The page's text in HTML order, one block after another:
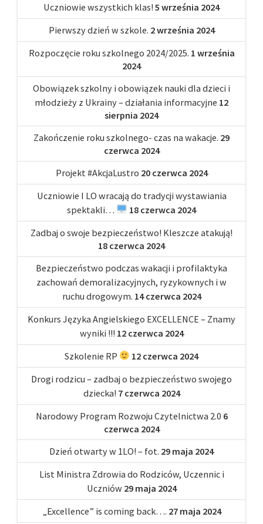
Uczniowie wszystkich klas! 5 września 2024
Pierwszy dzień w szkole. 2 września 2024
Rozpoczęcie roku szkolnego 2024/2025. 1 września
2024
Obowiązek szkolny i obowiązek nauki dla dzieci i
młodzieży z Ukrainy – działania informacyjne 12
sierpnia 2024
Zakończenie roku szkolnego- czas na wakacje. 29
czerwca 2024
Projekt #AkcjaLustro 20 czerwca 2024
Uczniowie I LO wracają do tradycji wystawiania
spektakli…
18 czerwca 2024
Zadbaj o swoje bezpieczeństwo! Kleszcze atakują!
18 czerwca 2024
Bezpieczeństwo podczas wakacji i profilaktyka
zachowań demoralizacyjnych, ryzykownych i w
ruchu drogowym. 14 czerwca 2024
Konkurs Języka Angielskiego EXCELLENCE – Znamy
wyniki !!! 12 czerwca 2024
Szkolenie RP
12 czerwca 2024
Drogi rodzicu – zadbaj o bezpieczeństwo swojego
dziecka! 7 czerwca 2024
Narodowy Program Rozwoju Czytelnictwa 2.0 6
czerwca 2024
Dzień otwarty w 1LO! – fot. 29 maja 2024
List Ministra Zdrowia do Rodziców, Uczennic i
Uczniów 29 maja 2024
„Excellence” is coming back…. 27 maja 2024